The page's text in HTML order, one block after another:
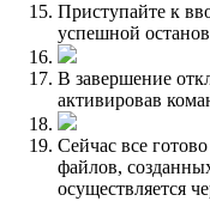
Приступайте к
успешной
В завершение
активировав
Сейчас все
файлов,
осуществляется